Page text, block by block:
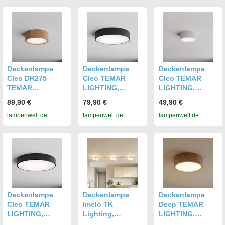
Deckenlampe
Deckenlampe
Holz,
Deckenlampe
Cleo DR275
TEMAR
dimmbar, Holz
hell, für
89,90 €
lampenwelt.de
Deckenlampe
Cleo TEMAR
LIGHTING,
schwarz, für
Wohn- /
79,90 €
lampenwelt.de
Deckenlampe
Cleo TEMAR
LIGHTING,
grau / zink, für
Badezimmer,
49,90 €
lampenwelt.de
Deckenlampe
Cleo TEMAR
LIGHTING,
Deckenlampe
Imelo TK
Lighting,
Deckenlampe
Deep TEMAR
LIGHTING,